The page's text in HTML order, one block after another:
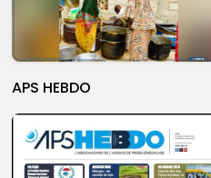
APS HEBDO